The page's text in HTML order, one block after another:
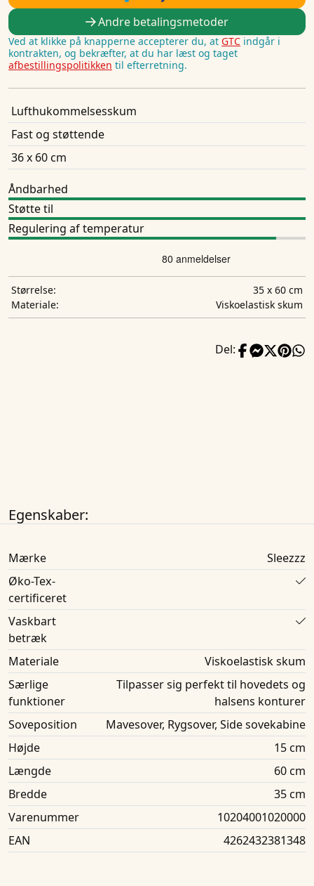
Andre betalingsmetoder
Ved at klikke på knapperne accepterer du, at GTC indgår i
kontrakten, og bekræfter, at du har læst og taget
afbestillingspolitikken til efterretning.
Lufthukommelsesskum
Fast og støttende
36 x 60 cm
Åndbarhed
Støtte til
Regulering af temperatur
Størrelse:
35 x 60 cm
Materiale:
Viskoelastisk skum
Del:
Egenskaber:
Mærke
Sleezzz
Øko-Tex-
certificeret
Vaskbart
betræk
Materiale
Viskoelastisk skum
Særlige
funktioner
Tilpasser sig perfekt til hovedets og
halsens konturer
Soveposition
Mavesover, Rygsover, Side sovekabine
Højde
15 cm
Længde
60 cm
Bredde
35 cm
Varenummer
10204001020000
EAN
4262432381348